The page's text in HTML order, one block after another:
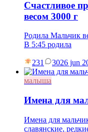
Счастливое
весом 3000 г
Родила Мальчик
В 5:45 родила
231 3026 jun
малыша
Имена для
Имена для
славянские,